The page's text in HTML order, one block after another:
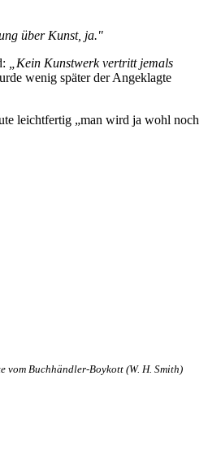
über Kunst, ja."
„Kein Kunstwerk vertritt jemals
wenig später der Angeklagte
leichtfertig „man wird ja wohl noch
vom Buchhändler-Boykott (W. H. Smith)